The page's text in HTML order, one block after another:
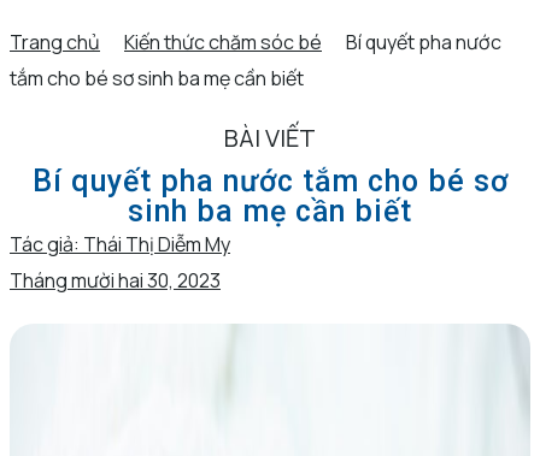
Trang chủ Kiến thức chăm sóc bé
Bí quyết pha nước
tắm cho bé sơ sinh ba mẹ cần biết
BÀI VIẾT
Bí quyết pha nước tắm cho bé sơ
sinh ba mẹ cần biết
Tác giả: Thái Thị Diễm My
Tháng mười hai 30, 2023